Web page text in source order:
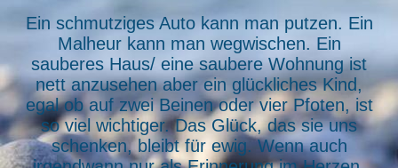
Ein schmutziges Auto kann man putzen. Ein
Malheur kann man wegwischen. Ein
sauberes Haus/ eine saubere Wohnung ist
nett anzusehen aber ein glückliches Kind,
egal ob auf zwei Beinen oder vier Pfoten, ist
so viel wichtiger. Das Glück, das sie uns
schenken, bleibt für ewig. Wenn auch